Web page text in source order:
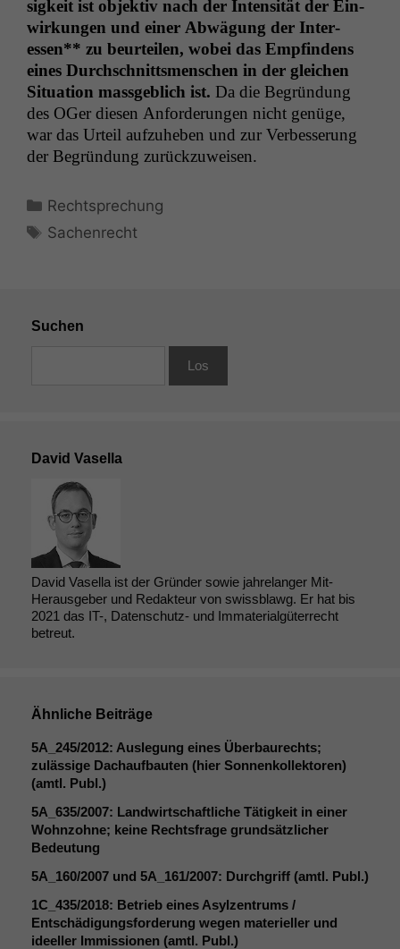
sigkeit ist objek­tiv nach der Inten­sität der Ein­
wirkun­gen und ein­er Abwä­gung der Inter­
essen** zu beurteilen, wobei das Empfind­ens
eines Durch­schnitts­men­schen in der gle­ichen
Sit­u­a­tion mass­ge­blich ist. Da die Begrün­dung
des OGer diesen Anforderun­gen nicht genüge,
war das Urteil aufzuheben und zur Verbesserung
der Begrün­dung zurückzuweisen.
Kategorien
Rechtsprechung
Schlagwörter
Sachenrecht
Suchen
David Vasella
David Vasella ist der Gründer sowie jahrelanger Mit-
Herausgeber und Redakteur von swissblawg. Er hat bis
2021 das IT-, Datenschutz- und Immaterialgüterrecht
betreut.
Ähnliche Beiträge
5A_245/2012: Auslegung eines Überbaurechts;
zulässige Dachaufbauten (hier Sonnenkollektoren)
(amtl. Publ.)
5A_635/2007: Landwirtschaftliche Tätigkeit in einer
Wohnzohne; keine Rechtsfrage grundsätzlicher
Bedeutung
5A_160/2007 und 5A_161/2007: Durchgriff (amtl. Publ.)
1C_435/2018: Betrieb eines Asylzentrums /
Entschädigungsforderung wegen materieller und
ideeller Immissionen (amtl. Publ.)
Notwendige
Cookies
Website
korrekt
Um unsere
Website zu
verbessern,
zeichnen